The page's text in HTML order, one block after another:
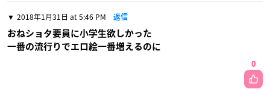
2018年1月31日 at 5:46 PM 返信
おねショタ要員に小学生欲しかった
一番の流行りでエロ絵一番増えるのに
0